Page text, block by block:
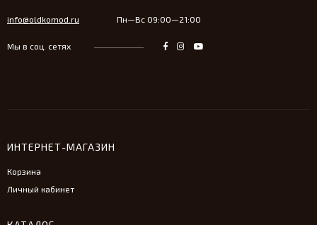
info@oldkomod.ru Пн—Вс 09:00—21:00
Мы в соц. сетях
ИНТЕРНЕТ-МАГАЗИН
Корзина
Личный кабинет